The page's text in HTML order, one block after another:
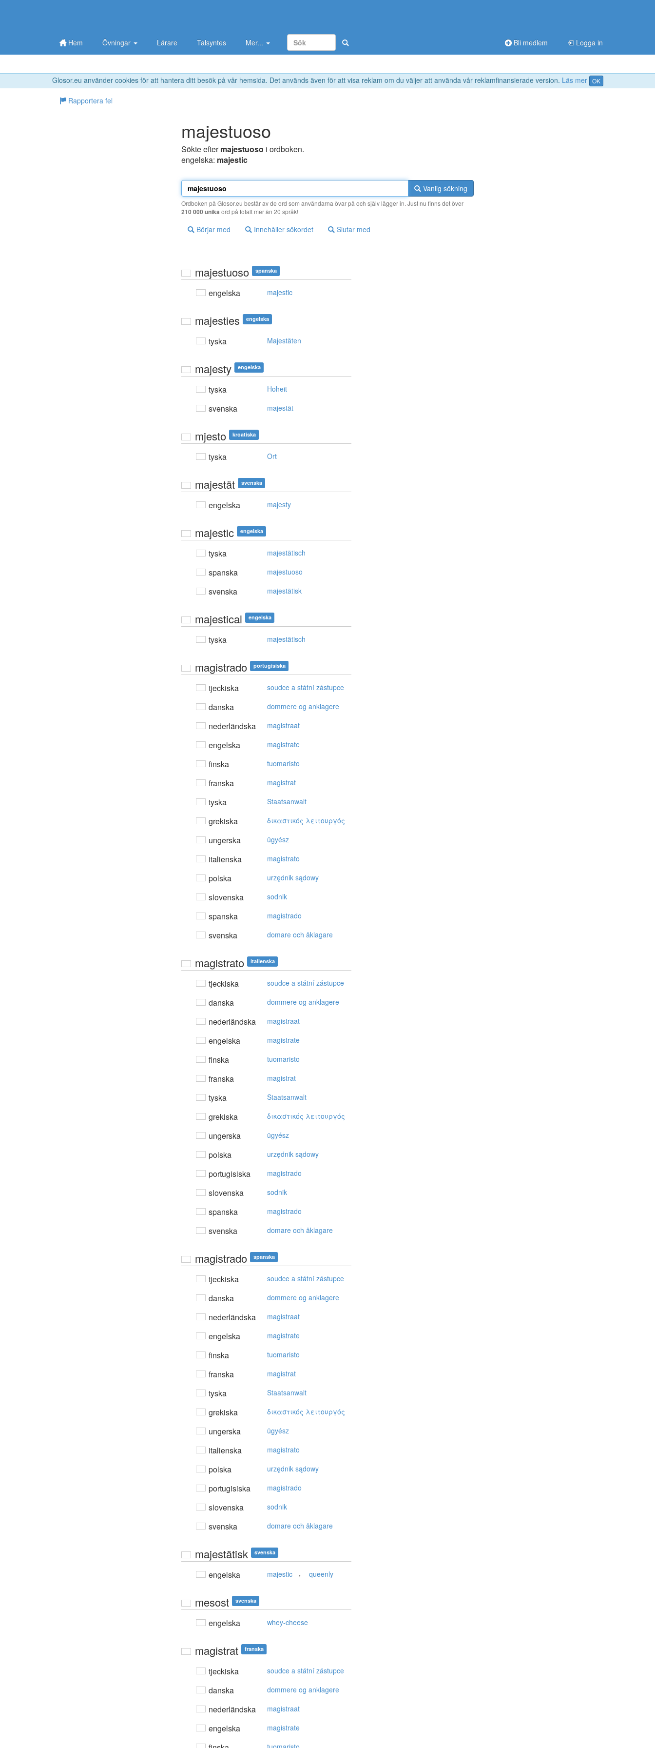
Glosor.eu använder cookies för att hantera ditt besök på vår hemsida. Det används även för att visa reklam om du väljer att använda vår reklamfinansierade version. Läs mer OK
Hem Övningar Lärare Talsyntes Mer... Bli medlem Logga in
Rapportera fel
majestuoso
Sökte eftermajestuoso i ordboken.
engelska: majestic
Vanlig sökning
Ordboken på Glosor.eu består av de ord som användarna övar på och själv lägger in. Just nu finns det över
210 000 unika ord på totalt mer än 20 språk!
Börjar med Innehåller sökordet Slutar med
majestuoso spanska
engelska majestic
majesties engelska
tyska Majestäten
majesty engelska
tyska Hoheit
svenska majestät
mjesto kroatiska
tyska Ort
majestät svenska
engelska majesty
majestic engelska
tyska majestätisch
spanska majestuoso
svenska majestätisk
majestical engelska
tyska majestätisch
magistrado portugisiska
tjeckiska soudce a státní zástupce
danska dommere og anklagere
nederländska magistraat
engelska magistrate
finska tuomaristo
franska magistrat
tyska Staatsanwalt
grekiska δικαστικός λειτoυργός
ungerska ügyész
italienska magistrato
polska urzędnik sądowy
slovenska sodnik
spanska magistrado
svenska domare och åklagare
magistrato italienska
tjeckiska soudce a státní zástupce
danska dommere og anklagere
nederländska magistraat
engelska magistrate
finska tuomaristo
franska magistrat
tyska Staatsanwalt
grekiska δικαστικός λειτoυργός
ungerska ügyész
polska urzędnik sądowy
portugisiska magistrado
slovenska sodnik
spanska magistrado
svenska domare och åklagare
magistrado spanska
tjeckiska soudce a státní zástupce
danska dommere og anklagere
nederländska magistraat
engelska magistrate
finska tuomaristo
franska magistrat
tyska Staatsanwalt
grekiska δικαστικός λειτoυργός
ungerska ügyész
italienska magistrato
polska urzędnik sądowy
portugisiska magistrado
slovenska sodnik
svenska domare och åklagare
majestätisk svenska
engelska majestic , queenly
mesost svenska
engelska whey-cheese
magistrat franska
tjeckiska soudce a státní zástupce
danska dommere og anklagere
nederländska magistraat
engelska magistrate